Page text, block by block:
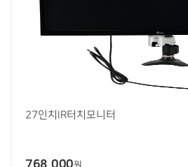
27인치IR터치모니터
768,000원